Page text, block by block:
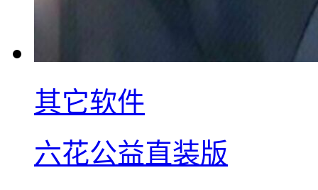
其它软件
六花公益直装版